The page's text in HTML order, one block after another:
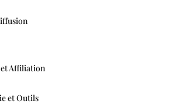
Affiliation
et Outils